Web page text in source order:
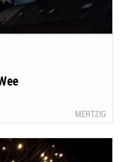
MERTZIG